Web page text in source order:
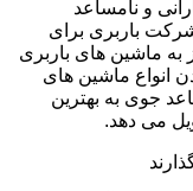
و نامساعد
باربری برای
به ماشین های باربری
انواع ماشین های
جوی به بهترین
می دهد.